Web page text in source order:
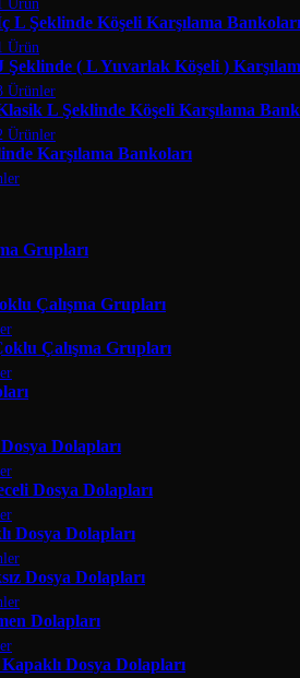
L Şeklinde Köşeli Karşılama Bankoları
Ürün
Şeklinde ( L Yuvarlak Köşeli )
Ürünler
L Şeklinde Köşeli Karşılama
Ürünler
Karşılama Bankoları
Grupları
Çalışma Grupları
Çalışma Grupları
Dolapları
Dosya Dolapları
Dosya Dolapları
Dosya Dolapları
Dolapları
Dosya Dolapları